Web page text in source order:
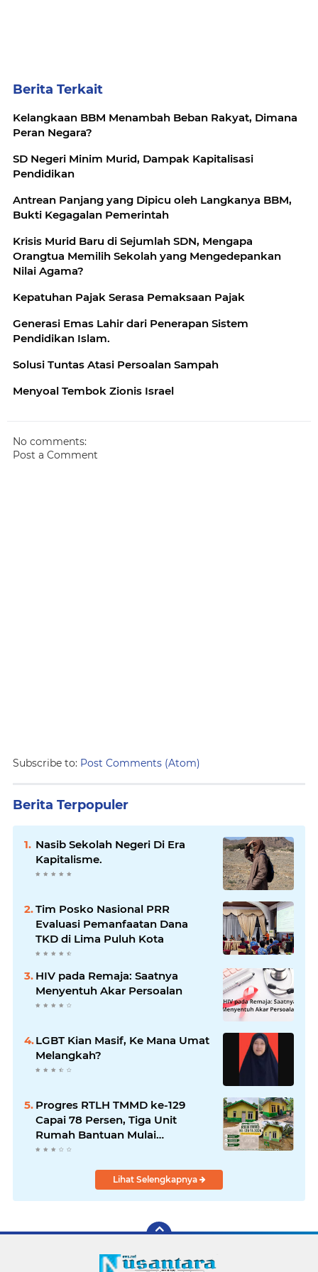
Berita Terkait
Kelangkaan BBM Menambah Beban Rakyat, Dimana
Peran Negara?
SD Negeri Minim Murid, Dampak Kapitalisasi
Pendidikan
Antrean Panjang yang Dipicu oleh Langkanya BBM,
Bukti Kegagalan Pemerintah
Krisis Murid Baru di Sejumlah SDN, Mengapa
Orangtua Memilih Sekolah yang Mengedepankan
Nilai Agama?
Kepatuhan Pajak Serasa Pemaksaan Pajak
Generasi Emas Lahir dari Penerapan Sistem
Pendidikan Islam.
Solusi Tuntas Atasi Persoalan Sampah
Menyoal Tembok Zionis Israel
No comments:
Post a Comment
Subscribe to: Post Comments (Atom)
Berita Terpopuler
Nasib Sekolah Negeri Di Era
Kapitalisme.
Tim Posko Nasional PRR
Evaluasi Pemanfaatan Dana
TKD di Lima Puluh Kota
HIV pada Remaja: Saatnya
Menyentuh Akar Persoalan
LGBT Kian Masif, Ke Mana Umat
Melangkah?
Progres RTLH TMMD ke-129
Capai 78 Persen, Tiga Unit
Rumah Bantuan Mulai
Rampung
Lihat Selengkapnya